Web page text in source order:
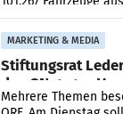
Ergebnis gegenüber
verdoppelte (+102
MARKETING & MEDIA
Stiftungsrat
den SN gegen
Mehrere Themen